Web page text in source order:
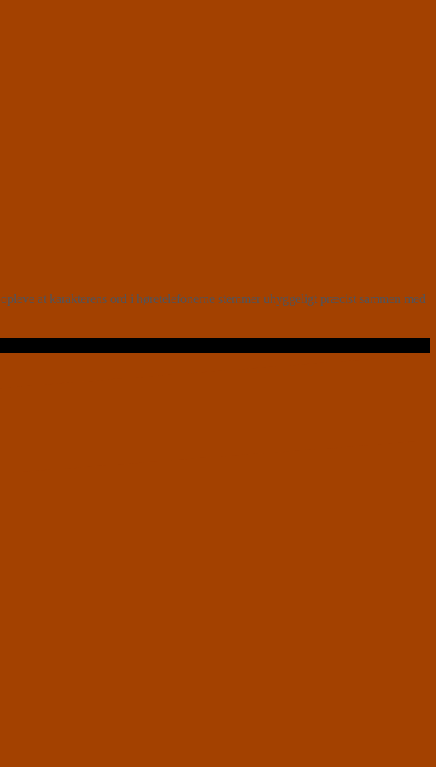
at karakterens ord i høretelefonerne stemmer uhyggeligt præcist sammen med